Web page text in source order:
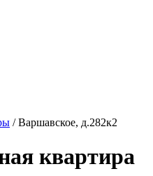
/Варшавское, д.282к2
квартира